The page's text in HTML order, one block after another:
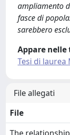
ampliamento
fasce di
sarebbero
Appare nelle
Tesi di laurea
File allegati
File